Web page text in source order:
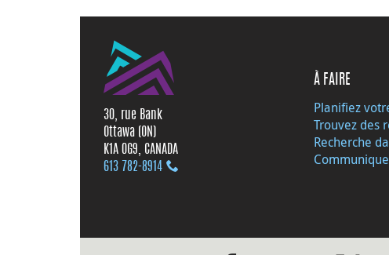
30, rue Bank
Ottawa (ON)
K1A 0G9, CANADA
613 782‑8914
À FAIRE
Planifiez
Trouvez des
Recherche